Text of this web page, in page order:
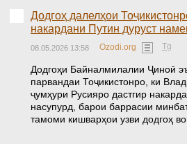
Додгоҳ далелҳои
накардани Путин дуруст
08.05.2026 13:58 Ozodi.org Tg
Додгоҳи Байналмилалии Ҷиноӣ
парвандаи Тоҷикистонро, ки
ҷумҳури Русияро дастгир
насупурд, барои баррасии
тамоми кишварҳои узви додгоҳ